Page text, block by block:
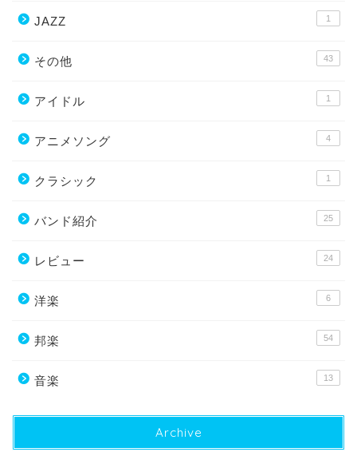
JAZZ 1
その他 43
アイドル 1
アニメソング 4
クラシック 1
バンド紹介 25
レビュー 24
洋楽 6
邦楽 54
音楽 13
Archive